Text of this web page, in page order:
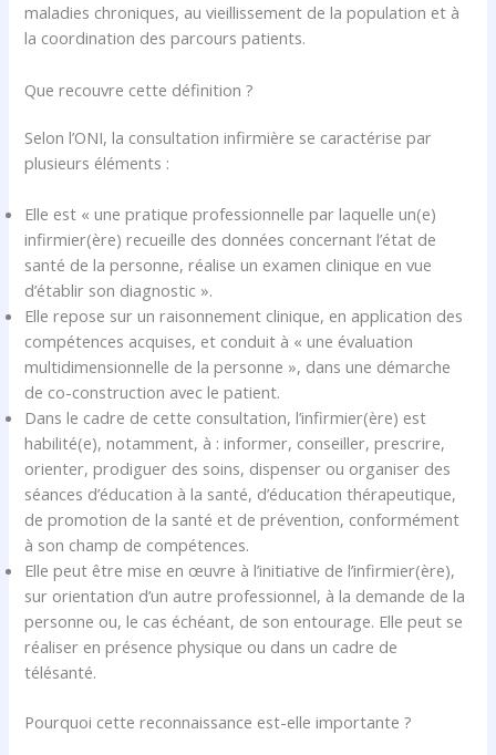
maladies chroniques, au vieillissement de la population et à
la coordination des parcours patients.
Que recouvre cette définition ?
Selon l’ONI, la consultation infirmière se caractérise par
plusieurs éléments :
Elle est « une pratique professionnelle par laquelle un(e)
infirmier(ère) recueille des données concernant l’état de
santé de la personne, réalise un examen clinique en vue
d’établir son diagnostic ».
Elle repose sur un raisonnement clinique, en application des
compétences acquises, et conduit à « une évaluation
multidimensionnelle de la personne », dans une démarche
de co-construction avec le patient.
Dans le cadre de cette consultation, l’infirmier(ère) est
habilité(e), notamment, à : informer, conseiller, prescrire,
orienter, prodiguer des soins, dispenser ou organiser des
séances d’éducation à la santé, d’éducation thérapeutique,
de promotion de la santé et de prévention, conformément
à son champ de compétences.
Elle peut être mise en œuvre à l’initiative de l’infirmier(ère),
sur orientation d’un autre professionnel, à la demande de la
personne ou, le cas échéant, de son entourage. Elle peut se
réaliser en présence physique ou dans un cadre de
télésanté.
Pourquoi cette reconnaissance est-elle importante ?